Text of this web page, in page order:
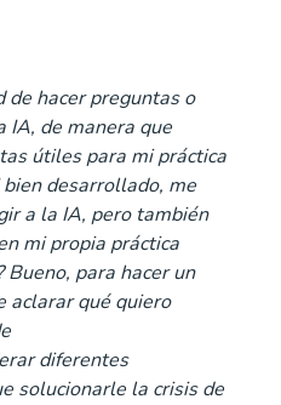
de hacer preguntas o
IA, de manera que
útiles para mi práctica
bien desarrollado, me
a la IA, pero también
mi propia práctica
Bueno, para hacer un
aclarar qué quiero
diferentes
solucionarle la crisis de